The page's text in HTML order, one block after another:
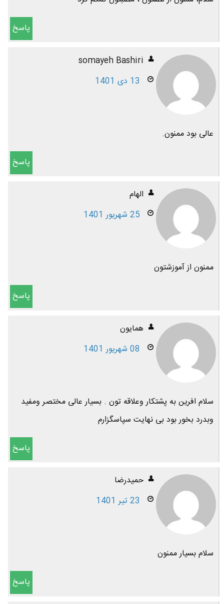
پاسخ
somayeh Bashiri
13 دی 1401
عالی بود ممنون.
پاسخ
الهام
25 شهریور 1401
ممنون از آموزشتون
پاسخ
همایون
08 شهریور 1401
سلام افرین به پشتکار وعلاقه تون . بسیار عالی مختصر ومفید
وبدرد بخور بود بی نهایت سپاسگزارم
پاسخ
حمیدرضا
23 تیر 1401
سلام بسیار ممنون
پاسخ